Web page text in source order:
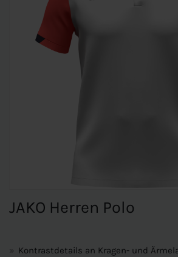
JAKO Herren Polo
Kontrastdetails an Kragen- und